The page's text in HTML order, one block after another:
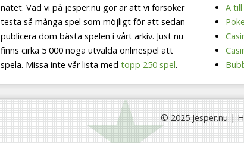
nätet. Vad vi på jesper.nu gör är att vi försöker
testa så många spel som möjligt för att sedan
publicera dom bästa spelen i vårt arkiv. Just nu
finns cirka 5 000 noga utvalda onlinespel att
spela. Missa inte vår lista med topp 250 spel.
A till
© 2025 Jesper.nu|